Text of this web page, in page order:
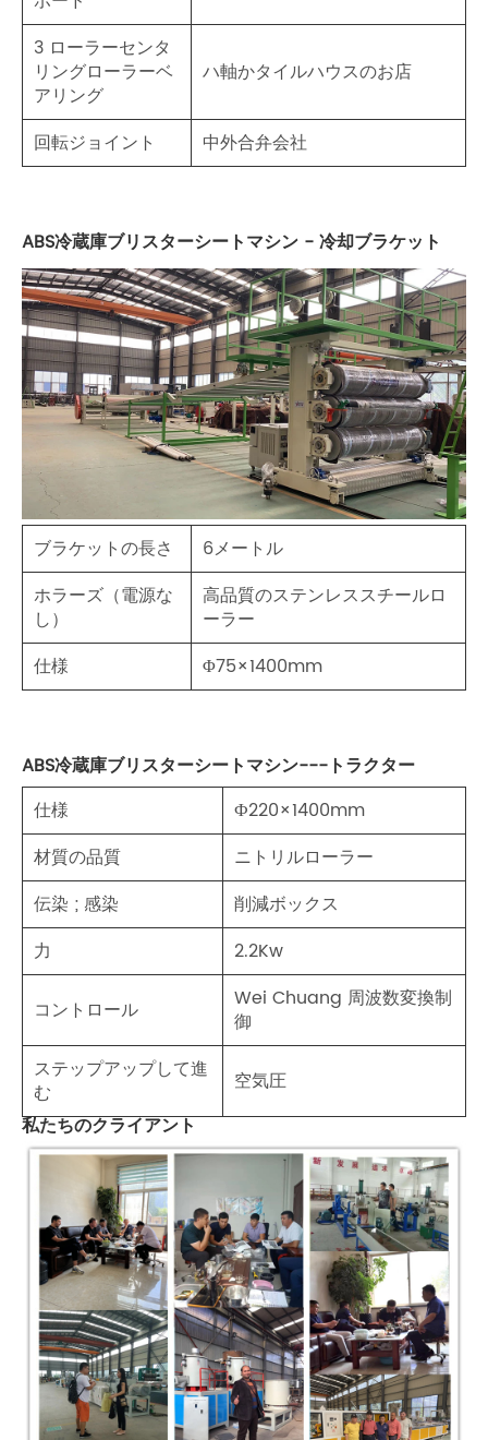
3 ローラーセンタ
リングローラーベ
アリング
ハ軸かタイルハウスのお店
回転ジョイント 中外合弁会社
ABS冷蔵庫ブリスターシートマシン - 冷却ブラケット
ブラケットの長さ
6メートル
ホラーズ（電源な
し）
高品質のステンレススチールロ
ーラー
仕様
Φ75×1400mm
ABS冷蔵庫ブリスターシートマシン---トラクター
仕様
Ф220×1400mm
材質の品質
ニトリルローラー
伝染 ; 感染
削減ボックス
力
2.2Kw
コントロール
Wei Chuang 周波数変換制
御
ステップアップして進
む
空気圧
私たちのクライアント